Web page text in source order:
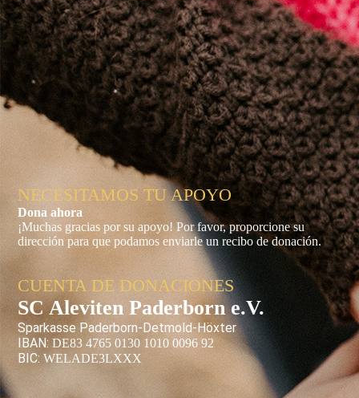
NECESITAMOS TU APOYO
Dona ahora
¡Muchas gracias por su apoyo! Por favor, proporcione su
dirección para que podamos enviarle un recibo de donación.
CUENTA DE DONACIONES
SC Aleviten Paderborn e.V.
Sparkasse Paderborn-Detmold-Höxter
IBAN: DE83 4765 0130 1010 0096 92
BIC:WELADE3LXXX